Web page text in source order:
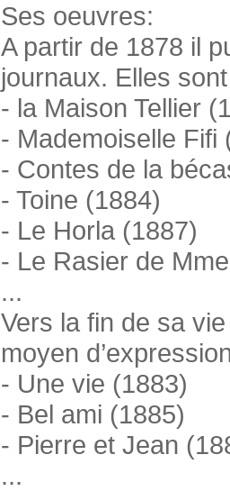
Ses oeuvres:
A partir de 1878 il
journaux. Elles
- la Maison Tellier
- Mademoiselle Fifi
- Contes de la
- Toine (1884)
- Le Horla (1887)
- Le Rasier de
...
Vers la fin de sa
moyen
- Une vie (1883)
- Bel ami (1885)
- Pierre et Jean
...